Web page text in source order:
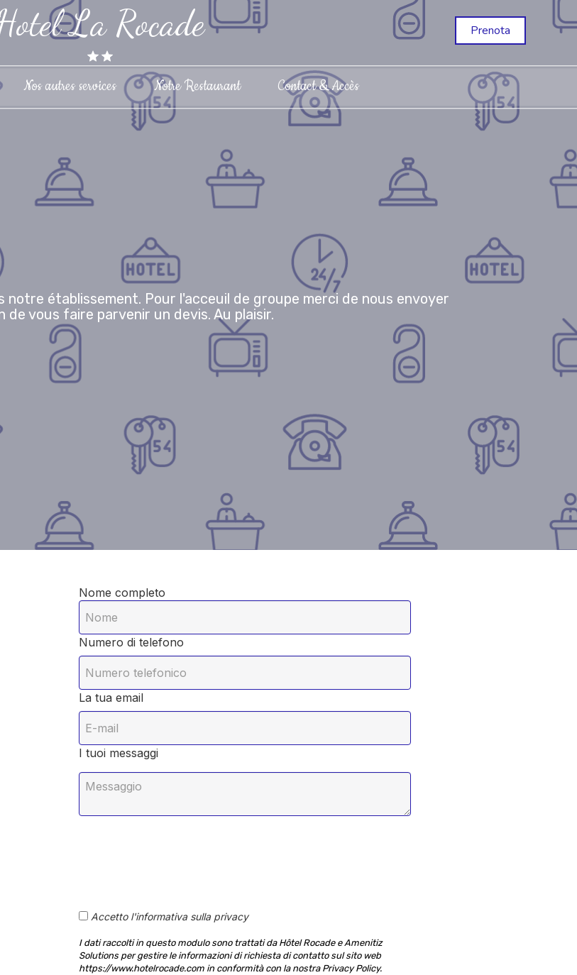
La Rocade Prenota
Nos autres services Notre Restaurant Contact & Accès
notre établissement. Pour l'acceuil de groupe merci de nous envoyer
de vous faire parvenir un devis. Au plaisir.
Nome completo
Numero di telefono
La tua email
I tuoi messaggi
Accetto l'informativa sulla privacy
I dati raccolti in questo modulo sono trattati da Hôtel Rocade e Amenitiz
Solutions per gestire le informazioni di richiesta di contatto sul sito web
https://www.hotelrocade.com in conformità con la nostra Privacy Policy.